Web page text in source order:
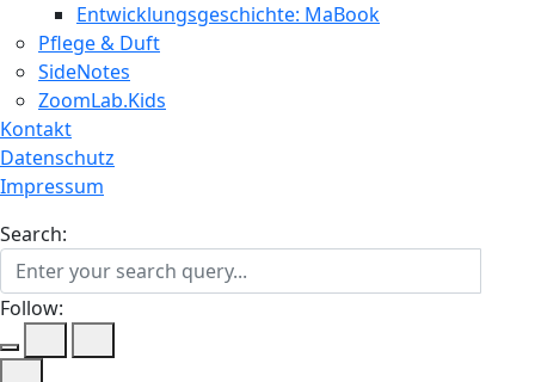
Entwicklungsgeschichte: MaBook
Pflege & Duft
SideNotes
ZoomLab.Kids
Kontakt
Datenschutz
Impressum
Search:
Follow: